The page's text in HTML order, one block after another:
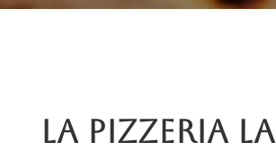
La pizzeria La